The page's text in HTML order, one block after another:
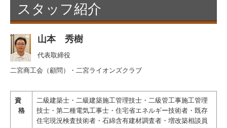
チラシ
会社概要
ごあいさつ
アクセス
スタッフ紹介
スタッフ紹介
山本 秀樹
代表取締役
二宮商工会（顧問）・ 二宮ライオンズクラブ
資
格
二級建築士・二級建築施工管理技士・二級管工事施工管理
技士・ 第二種電気工事士・住宅省エネルギー技術者・既存
住宅現況検査技術者・石綿含有建材調査者・増改築相談員